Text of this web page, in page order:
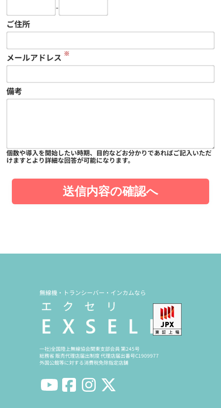
-
ご住所
メールアドレス ※
備考
個数や導入を開始したい時期、目的などお分かりであればご記入いただ
けますとより詳細な回答が可能になります。
送信内容の確認へ
無線機・トランシーバー・インカムなら
一社)全国陸上無線協会関東支部会員 第245号
総務省 販売代理店届出制度 代理店届出番号C1909977
外国公館等に対する消費税免除指定店舗